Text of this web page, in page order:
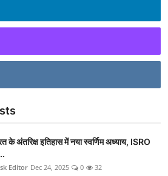
के अंतरिक्ष इतिहास में नया स्वर्णिम अध्याय, ISRO
Editor Dec 24, 2025 0 32